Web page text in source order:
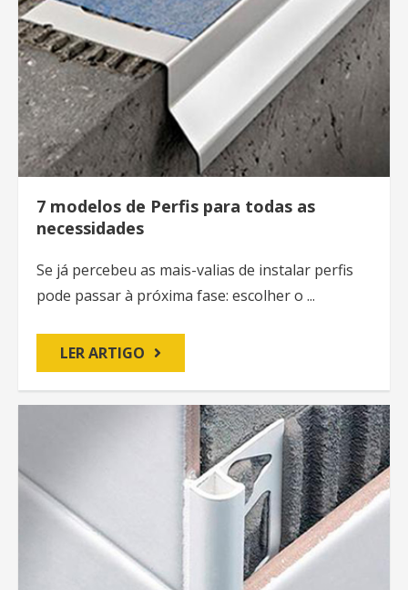
7 modelos de Perfis para todas as
necessidades
Se já percebeu as mais-valias de instalar perfis
pode passar à próxima fase: escolher o ...
LER ARTIGO